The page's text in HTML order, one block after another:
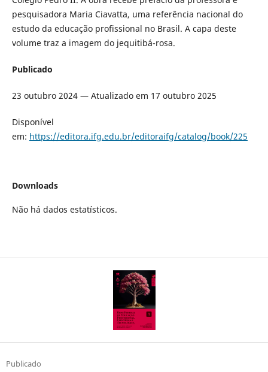
pesquisadora Maria Ciavatta, uma referência nacional do
estudo da educação profissional no Brasil. A capa deste
volume traz a imagem do jequitibá-rosa.
Publicado
23 outubro 2024 — Atualizado em 17 outubro 2025
Disponível
em: https://editora.ifg.edu.br/editoraifg/catalog/book/225
Downloads
Não há dados estatísticos.
Publicado